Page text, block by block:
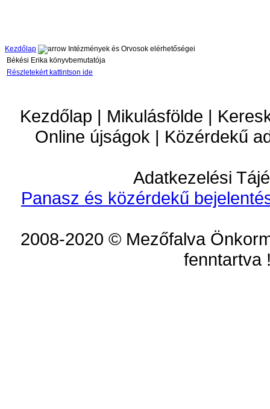
Kezdőlap
Intézmények és Orvosok elérhetőségei
Békési Erika könyvbemutatója
Részletekért kattintson ide
Kezdőlap | Mikulásfölde |
Online újságok | Közérdekű
Adatkezelési
Panasz és közérdekű
2008-2020 © Mezőfalva
fenntartva